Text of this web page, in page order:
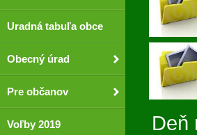
Uradná tabuľa obce
Obecný úrad
Pre občanov
Voľby 2019